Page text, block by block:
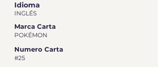
Idioma
INGLÉS
Marca Carta
POKÉMON
Numero Carta
#25